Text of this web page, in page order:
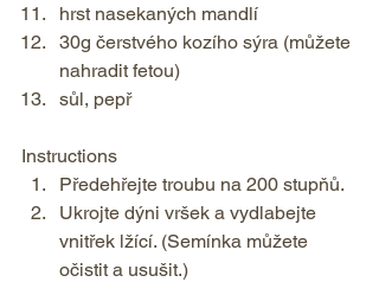
hrst nasekaných mandlí
30g čerstvého kozího sýra (můžete
nahradit fetou)
sůl, pepř
Instructions
Předehřejte troubu na 200 stupňů.
Ukrojte dýni vršek a vydlabejte
vnitřek lžící. (Semínka můžete
očistit a usušit.)